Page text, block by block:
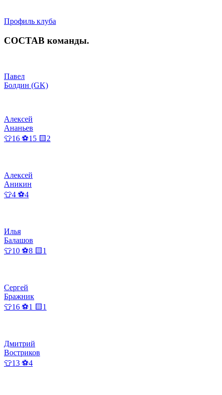
Профиль клуба
СОСТАВ команды.
Павел
Болдин (GK)
Алексей
Ананьев
👕16 ⚽15 🟨2
Алексей
Аникин
👕4 ⚽4
Илья
Балашов
👕10 ⚽8 🟨1
Сергей
Бражник
👕16 ⚽1 🟨1
Дмитрий
Востриков
👕13 ⚽4